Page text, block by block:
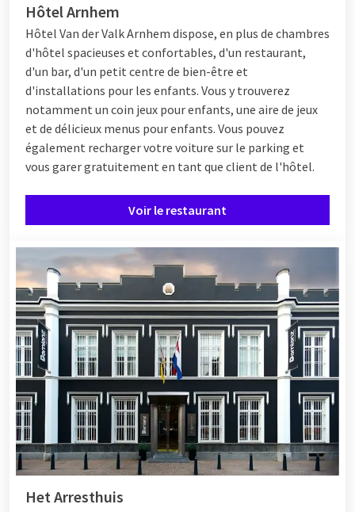
Hôtel Arnhem
Hôtel Van der Valk Arnhem dispose, en plus de chambres
d'hôtel spacieuses et confortables, d'un restaurant,
d'un bar, d'un petit centre de bien-être et
d'installations pour les enfants. Vous y trouverez
notamment un coin jeux pour enfants, une aire de jeux
et de délicieux menus pour enfants. Vous pouvez
également recharger votre voiture sur le parking et
vous garer gratuitement en tant que client de l'hôtel.
Voir le restaurant
Het Arresthuis